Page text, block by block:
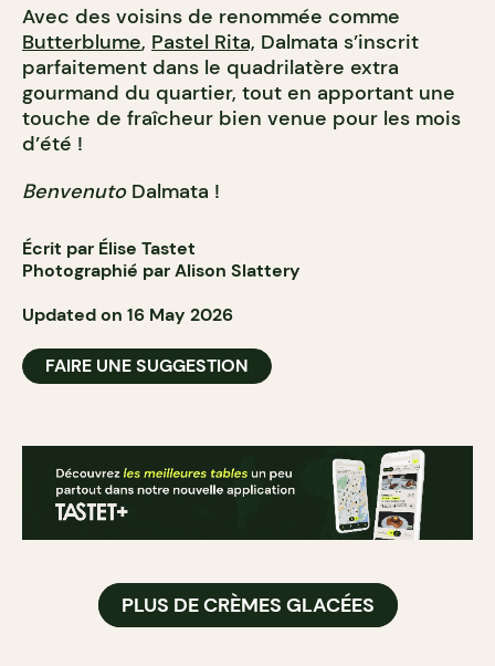
Avec des voisins de renommée comme
Butterblume, Pastel Rita, Dalmata s’inscrit
parfaitement dans le quadrilatère extra
gourmand du quartier, tout en apportant une
touche de fraîcheur bien venue pour les mois
d’été !
BenvenutoDalmata !
Écrit par Élise Tastet
Photographié par Alison Slattery
Updated on 16 May 2026
FAIRE UNE SUGGESTION
PLUS DE CRÈMES GLACÉES